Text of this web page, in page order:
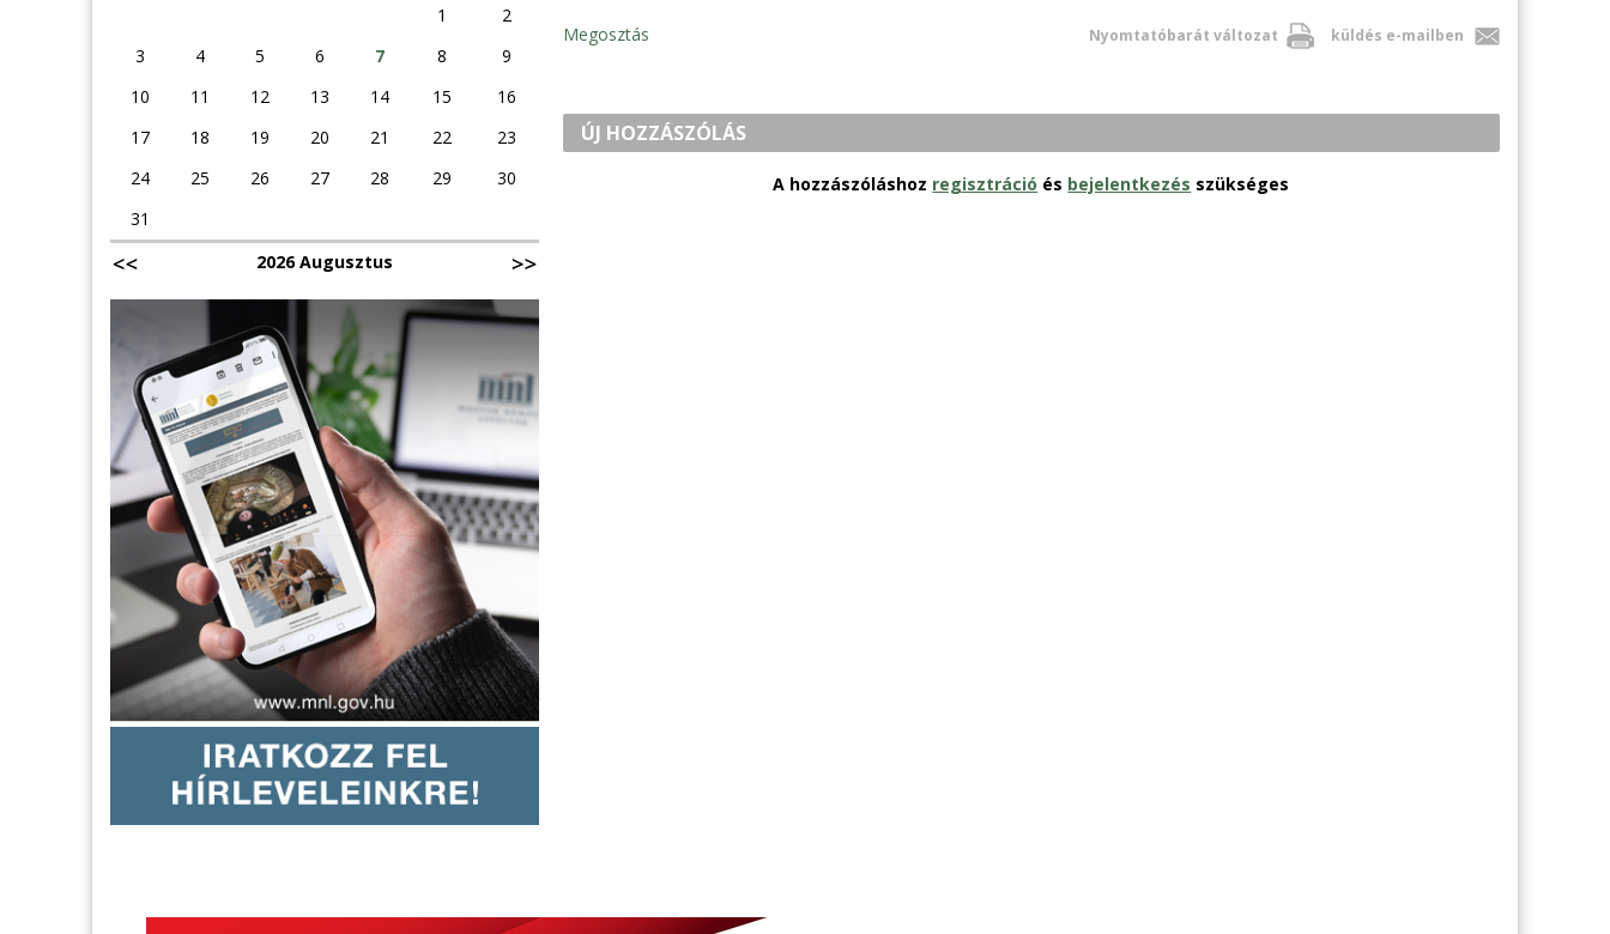
Nyomtatóbarát változat küldés e-mailben
Megosztás
ÚJ HOZZÁSZÓLÁS
A hozzászóláshoz regisztráció és bejelentkezés szükséges
1
2
3
4 5 6 7 8
9
10
11 12 13 14 15
16
17
18 19 20 21 22
23
24
25 26 27 28 29
30
31
2026 Augusztus